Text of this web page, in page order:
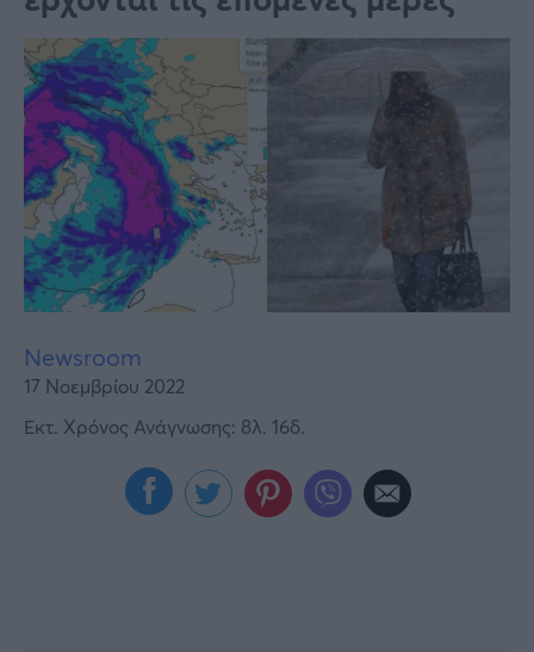
ΕΣΠΑ
Lifestyle
Αθλητικά
Υγεία
Γυναίκα
Καιρός
Newsroom
17 Νοεμβρίου 2022
Εκτ. Χρόνος Ανάγνωσης: 8λ. 16δ.